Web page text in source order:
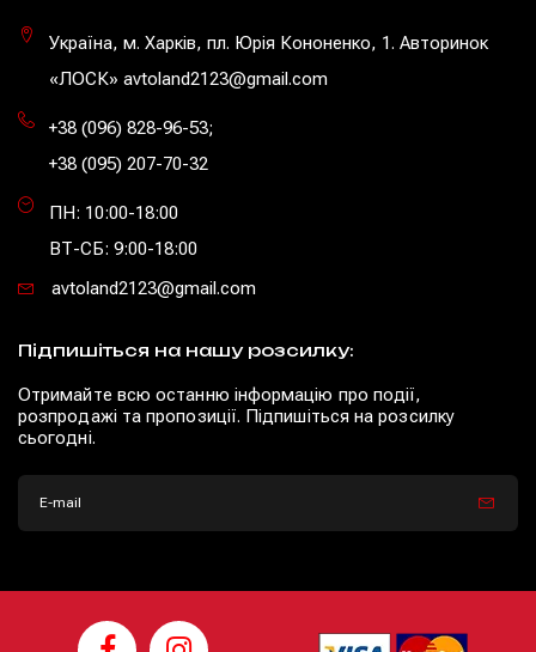
Україна, м. Харків, пл. Юрія Кононенко, 1. Авторинок
«ЛОСК» avtoland2123@gmail.com
+38 (096) 828-96-53;
+38 (095) 207-70-32
ПН: 10:00-18:00
ВТ-СБ: 9:00-18:00
avtoland2123@gmail.com
Підпишіться на нашу розсилку:
Отримайте всю останню інформацію про події,
розпродажі та пропозиції. Підпишіться на розсилку
сьогодні.